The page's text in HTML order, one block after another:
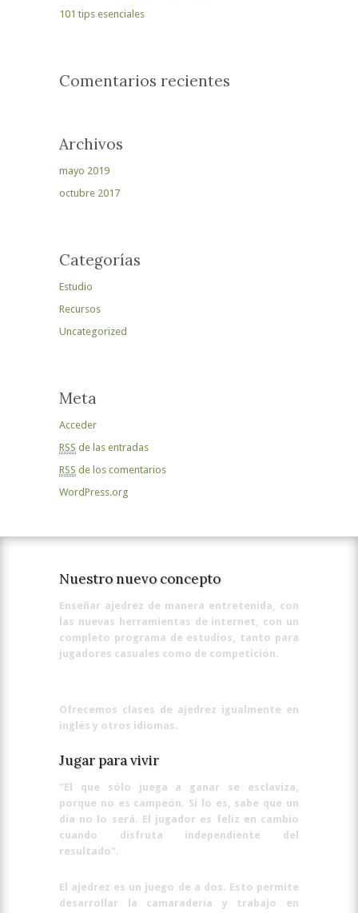
101 tips esenciales
Comentarios recientes
Archivos
mayo 2019
octubre 2017
Categorías
Estudio
Recursos
Uncategorized
Meta
Acceder
RSS de las entradas
RSS de los comentarios
WordPress.org
Nuestro nuevo concepto
Enseñar ajedrez de manera entretenida, con
las nuevas herramientas de internet, con un
completo programa de estudios, tanto para
jugadores casuales como de competición.
Ofrecemos clases de ajedrez igualmente en
inglés y otros idiomas.
Jugar para vivir
"El que sólo juega a ganar se esclaviza,
porque no es campeón. Si lo es, sabe que un
día no lo será. El jugador es feliz en cambio
cuando disfruta independiente del
resultado".
El ajedrez es un juego de a dos. Esto permite
desarrollar la camaradería y trabajo en